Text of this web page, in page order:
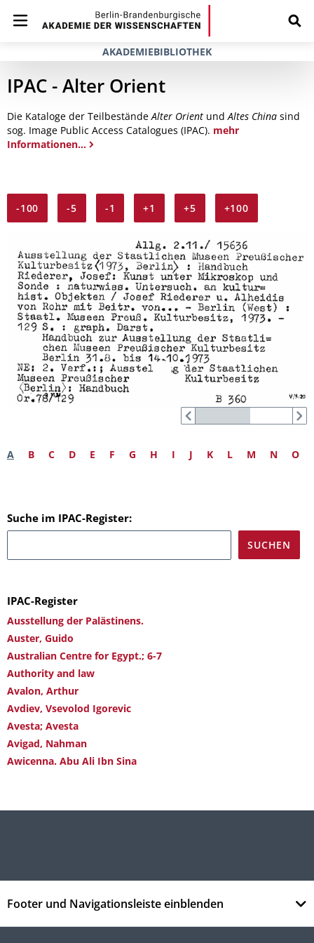
AKADEMIEBIBLIOTHEK
IPAC - Alter Orient
Die Kataloge der TeilbeständeAlter Orient undAltes China sind
sog. Image Public Access Catalogues (IPAC). mehr
Informationen...
-100 -5 -1 +1 +5 +100
A B C D E F G H I J K L M N O
Suche im IPAC-Register:
IPAC-Register
Ausstellung der Palästinens.
Auster, Guido
Australian Centre for Egypt.; 6-7
Authority and law
Avalon, Arthur
Avdiev, Vsevolod Igorevic
Avesta; Avesta
Avigad, Nahman
Awicenna. Abu Ali Ibn Sina
Footer und Navigationsleiste einblenden